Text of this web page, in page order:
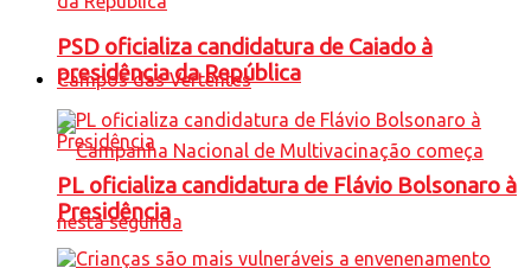
Campos das Vertentes
PSD oficializa candidatura de Caiado à
presidência da República
PL oficializa candidatura de Flávio Bolsonaro à
Presidência